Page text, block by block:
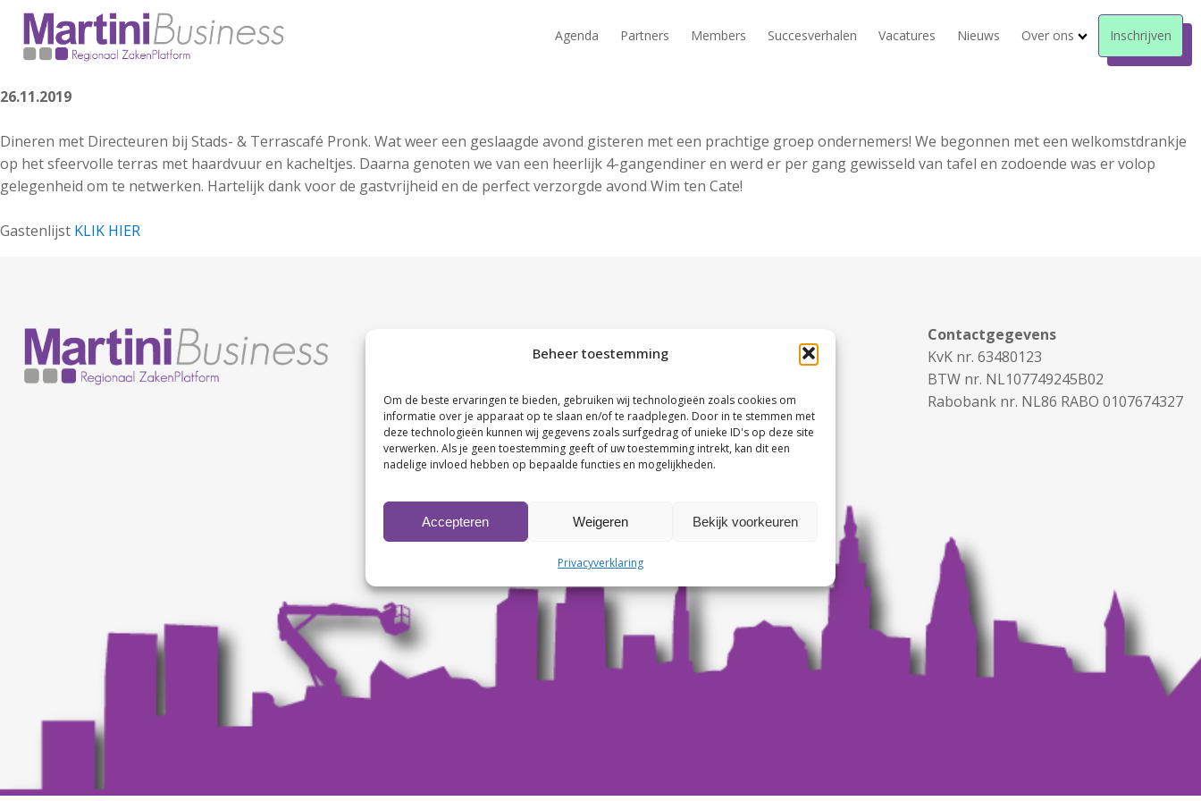
Beheer toestemming
Om de beste ervaringen te bieden, gebruiken wij technologieën zoals cookies om
informatie over je apparaat op te slaan en/of te raadplegen. Door in te stemmen met
deze technologieën kunnen wij gegevens zoals surfgedrag of unieke ID's op deze site
verwerken. Als je geen toestemming geeft of uw toestemming intrekt, kan dit een
nadelige invloed hebben op bepaalde functies en mogelijkheden.
Accepteren Weigeren Bekijk voorkeuren
Privacyverklaring
Agenda Partners Members Succesverhalen Vacatures Nieuws Over ons Inschrijven
26.11.2019
Dineren met Directeuren bij Stads- & Terrascafé Pronk. Wat weer een geslaagde avond gisteren met een prachtige groep ondernemers! We begonnen met een welkomstdrankje
op het sfeervolle terras met haardvuur en kacheltjes. Daarna genoten we van een heerlijk 4-gangendiner en werd er per gang gewisseld van tafel en zodoende was er volop
gelegenheid om te netwerken. Hartelijk dank voor de gastvrijheid en de perfect verzorgde avond Wim ten Cate!
Gastenlijst KLIK HIER
Contactgegevens
KvK nr. 63480123
BTW nr. NL107749245B02
Rabobank nr. NL86 RABO 0107674327